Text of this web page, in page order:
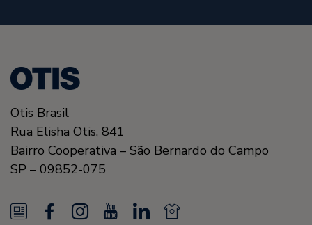
Otis Brasil
Rua Elisha Otis, 841
Bairro Cooperativa – São Bernardo do Campo
SP – 09852-075
N
I
L
N